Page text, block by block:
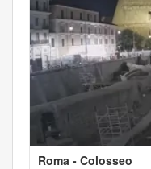
Roma - Colosseo